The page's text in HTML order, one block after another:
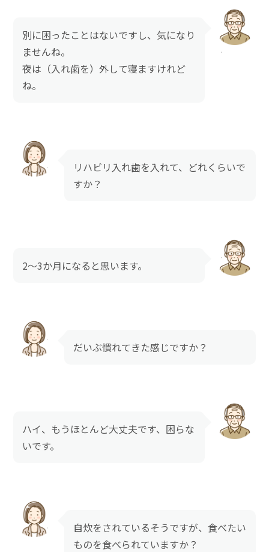
別に困ったことはないですし、気になり
ませんね。
夜は（入れ歯を）外して寝ますけれど
ね。
リハビリ入れ歯を入れて、どれくらいで
すか？
2～3か月になると思います。
だいぶ慣れてきた感じですか？
ハイ、もうほとんど大丈夫です、困らな
いです。
自炊をされているそうですが、食べたい
ものを食べられていますか？